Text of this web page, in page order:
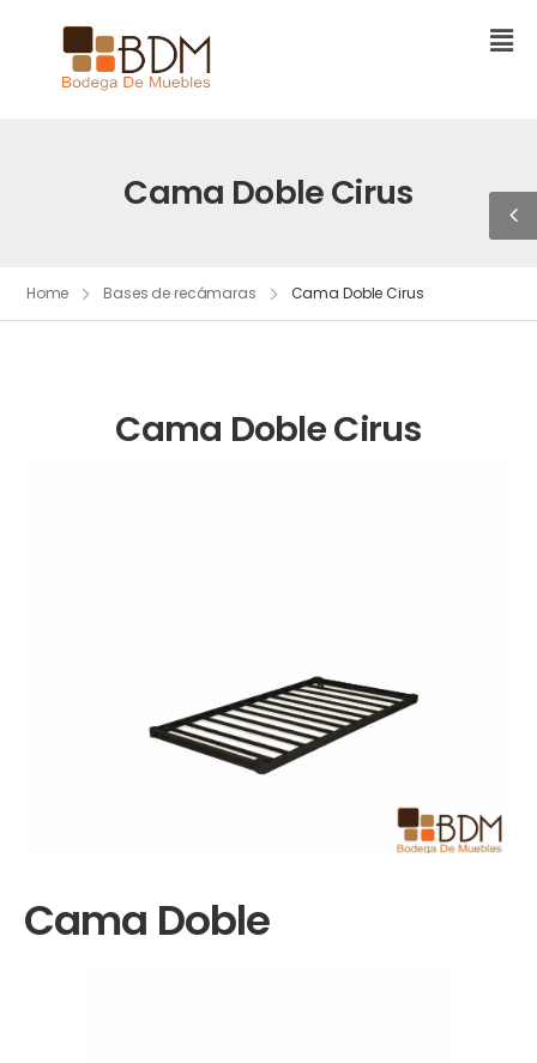
Cama Doble Cirus
Home Bases de recámaras Cama Doble Cirus
Cama Doble Cirus
Cama Doble